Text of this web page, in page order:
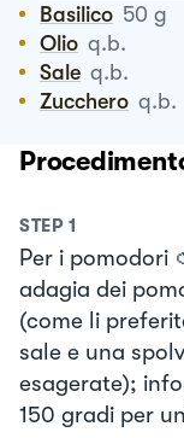
Basilico 50 g
Olio q.b.
Sale q.b.
Zucchero q.b.
STEP 1
Per i pomodori
adagia dei
(come li
sale e una
esagerate);
150 gradi per